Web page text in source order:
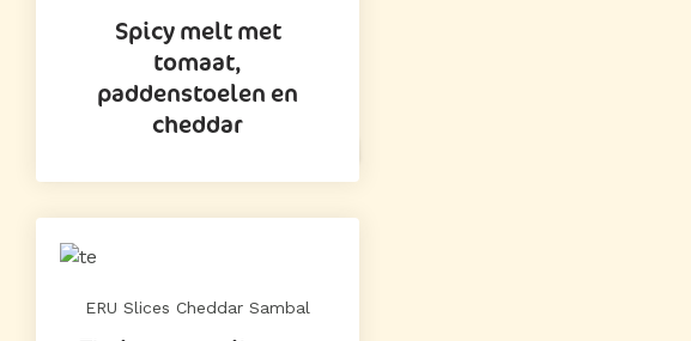
Spicy melt met
tomaat,
paddenstoelen en
cheddar
ERU Slices Cheddar Sambal